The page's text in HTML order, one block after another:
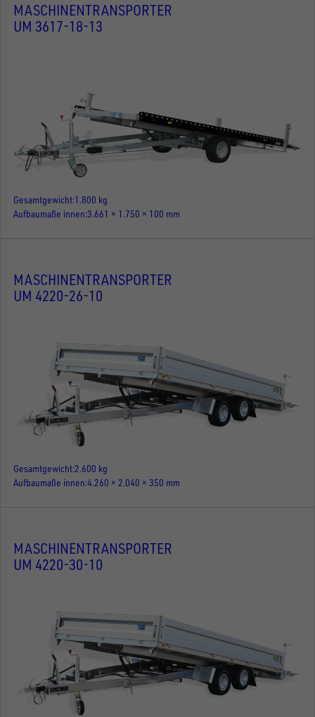
MASCHINENTRANSPORTER
UM 3617-18-13
Gesamtgewicht 1.800 kg
Aufbaumaße innen 3.661 × 1.750 × 100 mm
MASCHINENTRANSPORTER
UM 4220-26-10
Gesamtgewicht 2.600 kg
Aufbaumaße innen 4.260 × 2.040 × 350 mm
MASCHINENTRANSPORTER
UM 4220-30-10